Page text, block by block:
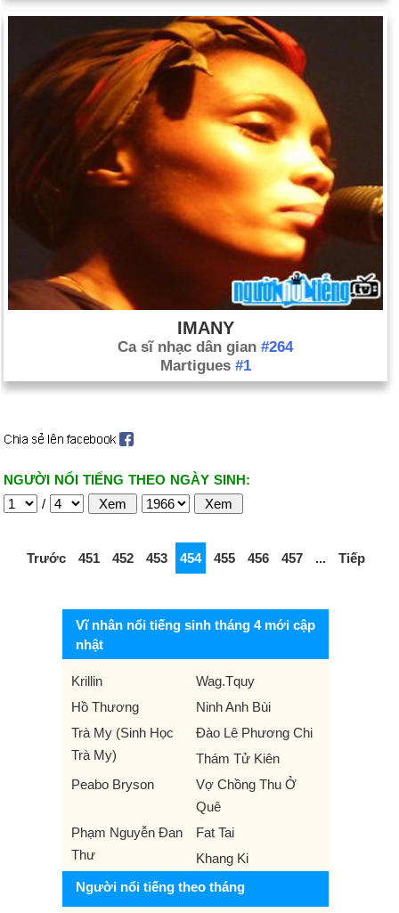
IMANY
Ca sĩ nhạc dân gian #264
Martigues #1
NGƯỜI NỔI TIẾNG THEO NGÀY SINH:
/
Trước 451 452 453 454 455 456 457 ... Tiếp
Vĩ nhân nổi tiếng sinh tháng 4 mới cập
nhật
Krillin
Wag.Tquy
Hồ Thương
Ninh Anh Bùi
Trà My (Sinh Học
Trà My)
Đào Lê Phương Chi
Thám Tử Kiên
Peabo Bryson
Vợ Chồng Thu Ở
Quê
Phạm Nguyễn Đan
Thư
Fat Tai
Khang Ki
Người nổi tiếng theo tháng